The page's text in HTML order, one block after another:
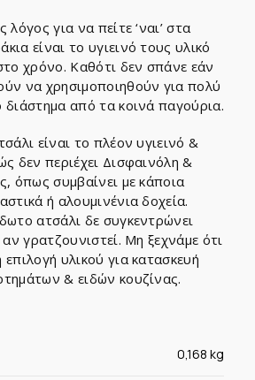
λόγος για να πείτε ‘ναι’ στα
είναι το υγιεινό τους υλικό
χρόνο. Καθότι δεν σπάνε εάν
να χρησιμοποιηθούν για πολύ
διάστημα από τα κοινά παγούρια.
είναι το πλέον υγιεινό &
δεν περιέχει Δισφαινόλη &
όπως συμβαίνει με κάποια
ή αλουμινένια δοχεία.
ατσάλι δε συγκεντρώνει
γρατζουνιστεί. Μη ξεχνάμε ότι
υλικού για κατασκευή
& ειδών κουζίνας.
0,168 kg